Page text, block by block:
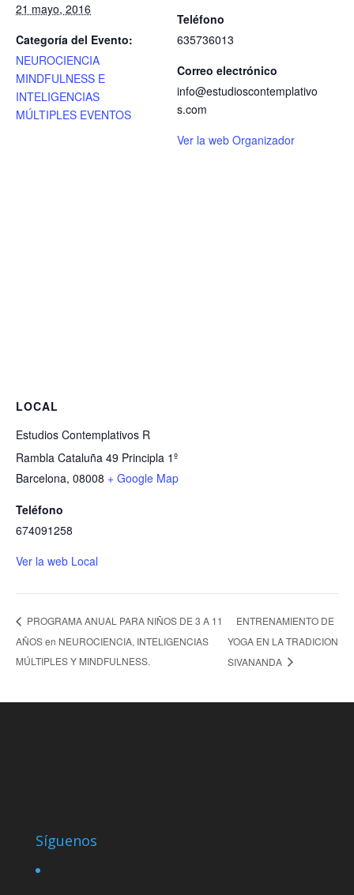
21 mayo, 2016
Categoría del Evento:
NEUROCIENCIA
MINDFULNESS E
INTELIGENCIAS
MÚLTIPLES EVENTOS
Teléfono
635736013
Correo electrónico
info@estudioscontemplativo
s.com
Ver la web Organizador
LOCAL
Estudios Contemplativos R
Rambla Cataluña 49 Principla 1º
Barcelona, 08008 + Google Map
Teléfono
674091258
Ver la web Local
PROGRAMA ANUAL PARA NIÑOS DE 3 A 11
AÑOS en NEUROCIENCIA, INTELIGENCIAS
MÚLTIPLES Y MINDFULNESS.
ENTRENAMIENTO DE
YOGA EN LA TRADICION
SIVANANDA
Síguenos